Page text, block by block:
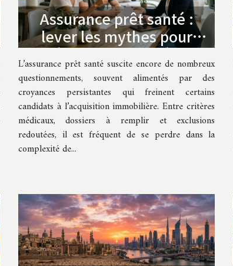
Assurance prêt santé :
lever les mythes pour
débloquer son crédit
immobilier
L’assurance prêt santé suscite encore de nombreux
questionnements, souvent alimentés par des
croyances persistantes qui freinent certains
candidats à l’acquisition immobilière. Entre critères
médicaux, dossiers à remplir et exclusions
redoutées, il est fréquent de se perdre dans la
complexité de...